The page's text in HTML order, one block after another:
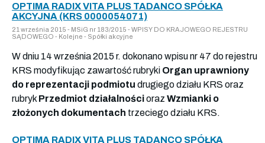
OPTIMA RADIX VITA PLUS TADANCO SPÓŁKA
AKCYJNA (KRS 0000054071)
21 września 2015 - MSiG nr 183/2015 - WPISY DO KRAJOWEGO REJESTRU
SĄDOWEGO - Kolejne - Spółki akcyjne
W dniu 14 września 2015 r. dokonano wpisu nr 47 do rejestru
KRS modyfikując zawartość rubryki Organ uprawniony
do reprezentacji podmiotu drugiego działu KRS oraz
rubryk Przedmiot działalnościoraz Wzmianki o
złożonych dokumentach trzeciego działu KRS.
OPTIMA RADIX VITA PLUS TADANCO SPÓŁKA